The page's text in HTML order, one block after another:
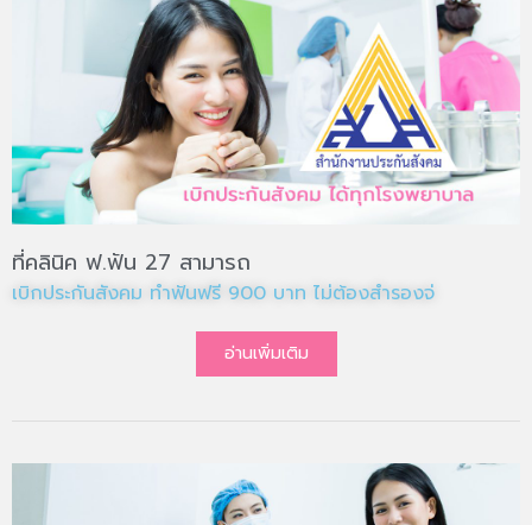
ที่คลินิค ฟ.ฟัน 27 สามารถ
เบิกประกันสังคม ทำฟันฟรี 900 บาท ไม่ต้องสำรองจ่าย
อ่านเพิ่มเติม